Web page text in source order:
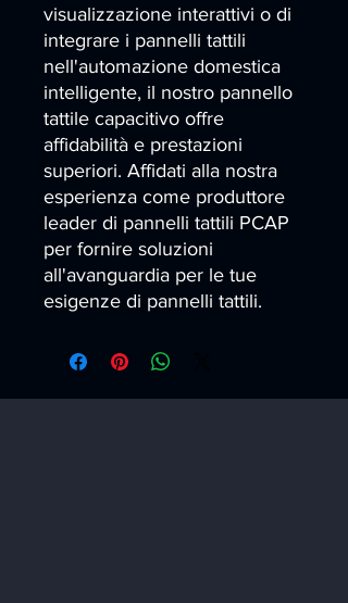
visualizzazione interattivi o di
integrare i pannelli tattili
nell'automazione domestica
intelligente, il nostro pannello
tattile capacitivo offre
affidabilità e prestazioni
superiori. Affidati alla nostra
esperienza come produttore
leader di pannelli tattili PCAP
per fornire soluzioni
all'avanguardia per le tue
esigenze di pannelli tattili.